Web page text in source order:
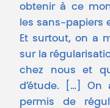
obtenir à ce
les sans-papiers
Et surtout, on a
sur la
chez nous et
d’étude. […] On
permis de